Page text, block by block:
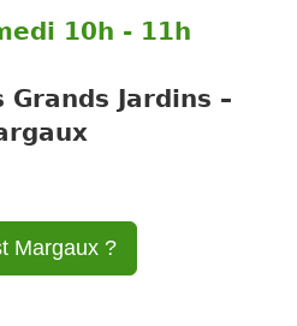
10h - 11h
Grands Jardins –
Margaux ?